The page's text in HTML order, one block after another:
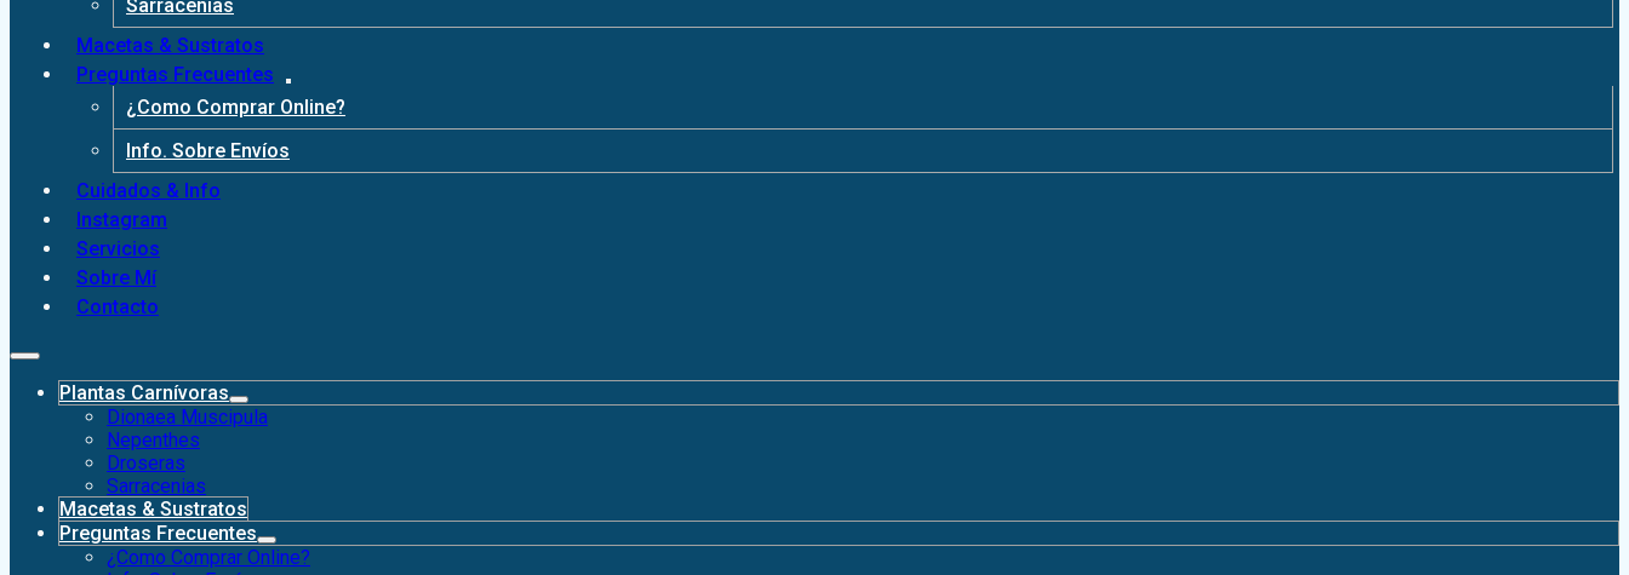
Sarracenias
Macetas & Sustratos
Preguntas Frecuentes
¿Como Comprar Online?
Info. Sobre Envíos
Cuidados & Info
Instagram
Servicios
Sobre Mí
Contacto
Plantas Carnívoras
Dionaea Muscipula
Nepenthes
Droseras
Sarracenias
Macetas & Sustratos
Preguntas Frecuentes
¿Como Comprar Online?